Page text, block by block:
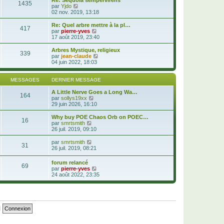
s
a
g
e
e
r
m
e
s
a
g
e
l
e
d
e
r
n
i
e
r
m
e
s
s
a
g
e
1435
par Yjdo
o
i
r
l
e
e
r
n
i
e
r
m
s
s
a
e
02 nov. 2019, 13:18
417
Re: Quel arbre mettre à la pl…
par pierre-yves
o
i
r
l
e
e
r
n
i
s
17 août 2019, 23:40
339
Arbres Mystique, religieux
par jean-claude
i
r
l
e
d
n
i
a
04 juin 2022, 18:03
MESSAGES DERNIER MESSAGE
164
A Little Nerve Goes a Long Wa…
par sollys19xx
o
i
r
e
r
n
i
r
m
e
a
29 juin 2026, 16:10
16
Why buy POE Chaos Orb on POEC…
par smrtsmith
o
i
l
d
r
n
i
m
26 juil. 2019, 09:10
31 par smrtsmith
o
l
e
d
e
i
26 juil. 2019, 08:21
69
forum relancé
par pierre-yves
o
i
24 août 2022, 23:35